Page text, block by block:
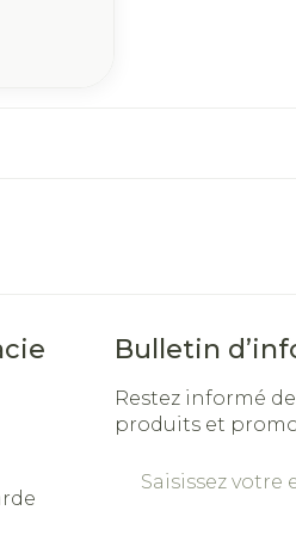
Bulletin
Restez informé
produits et
Adresse mail